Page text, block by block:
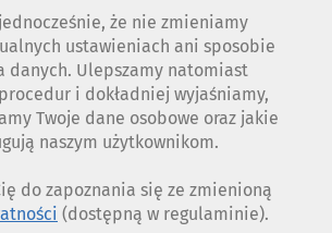
że nie zmieniamy
ustawieniach ani sposobie
danych. Ulepszamy natomiast
i dokładniej wyjaśniamy,
Twoje dane osobowe oraz jakie
naszym użytkownikom.
do zapoznania się ze zmienioną
(dostępną w regulaminie).